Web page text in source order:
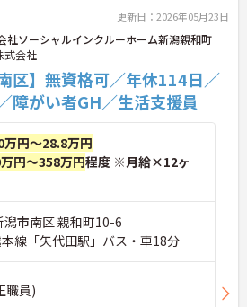
することで培われるマネジ
リアマネージャーへのキ
おり、最新の環境で専門
ショナルの方にお勧めで
ホームを巡るため、各ホ
育やサポートにも携わる
業務にとどまらず、施設運
ことで、将来のエリアマ
ステップアップに直結しま
でという業界屈指の制度
で幅広い年代が活躍してい
確保されているため、無理
いていただけます。
計かつ最新設備を備えて
更新日：2026年05月23日
社ソーシャルインクルーホーム新潟親和町
式会社
区】無資格可／年休114日／
障がい者GH／生活支援員
万円～28.8万円
円～358万円程度 ※月給×12ヶ
潟市南区 親和町10-6
本線「矢代田駅」バス・車18分
職員)